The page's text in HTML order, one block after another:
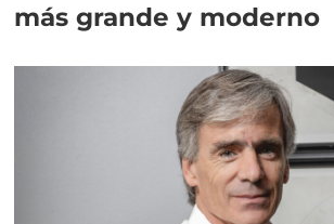
más grande y moderno